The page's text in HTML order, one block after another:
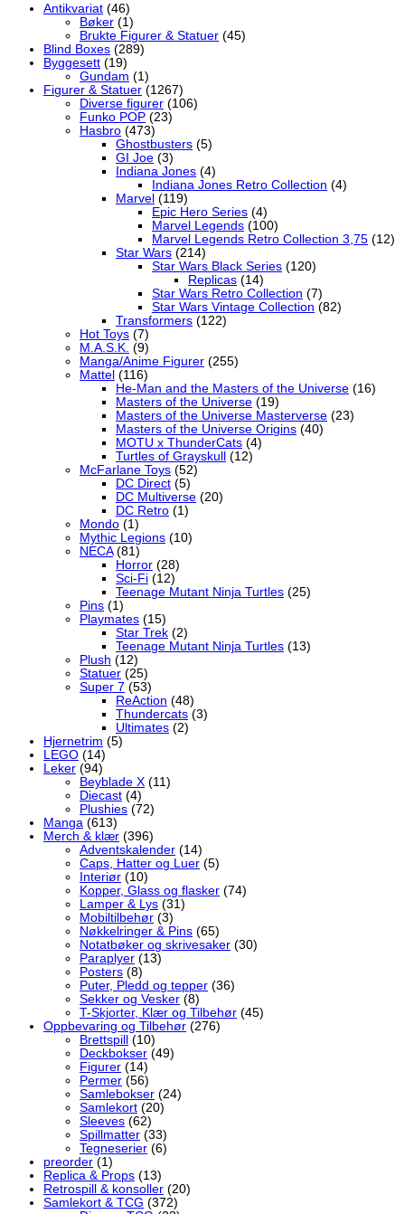
Antikvariat (46)
Bøker (1)
Brukte Figurer & Statuer (45)
Blind Boxes (289)
Byggesett (19)
Gundam (1)
Figurer & Statuer (1267)
Diverse figurer (106)
Funko POP (23)
Hasbro (473)
Ghostbusters (5)
GI Joe (3)
Indiana Jones (4)
Indiana Jones Retro Collection (4)
Marvel (119)
Epic Hero Series (4)
Marvel Legends (100)
Marvel Legends Retro Collection 3,75 (12)
Star Wars (214)
Star Wars Black Series (120)
Replicas (14)
Star Wars Retro Collection (7)
Star Wars Vintage Collection (82)
Transformers (122)
Hot Toys (7)
M.A.S.K. (9)
Manga/Anime Figurer (255)
Mattel (116)
He-Man and the Masters of the Universe (16)
Masters of the Universe (19)
Masters of the Universe Masterverse (23)
Masters of the Universe Origins (40)
MOTU x ThunderCats (4)
Turtles of Grayskull (12)
McFarlane Toys (52)
DC Direct (5)
DC Multiverse (20)
DC Retro (1)
Mondo (1)
Mythic Legions (10)
NECA (81)
Horror (28)
Sci-Fi (12)
Teenage Mutant Ninja Turtles (25)
Pins (1)
Playmates (15)
Star Trek (2)
Teenage Mutant Ninja Turtles (13)
Plush (12)
Statuer (25)
Super 7 (53)
ReAction (48)
Thundercats (3)
Ultimates (2)
Hjernetrim (5)
LEGO (14)
Leker (94)
Beyblade X (11)
Diecast (4)
Plushies (72)
Manga (613)
Merch & klær (396)
Adventskalender (14)
Caps, Hatter og Luer (5)
Interiør (10)
Kopper, Glass og flasker (74)
Lamper & Lys (31)
Mobiltilbehør (3)
Nøkkelringer & Pins (65)
Notatbøker og skrivesaker (30)
Paraplyer (13)
Posters (8)
Puter, Pledd og tepper (36)
Sekker og Vesker (8)
T-Skjorter, Klær og Tilbehør (45)
Oppbevaring og Tilbehør (276)
Brettspill (10)
Deckbokser (49)
Figurer (14)
Permer (56)
Samlebokser (24)
Samlekort (20)
Sleeves (62)
Spillmatter (33)
Tegneserier (6)
preorder (1)
Replica & Props (13)
Retrospill & konsoller (20)
Samlekort & TCG (372)